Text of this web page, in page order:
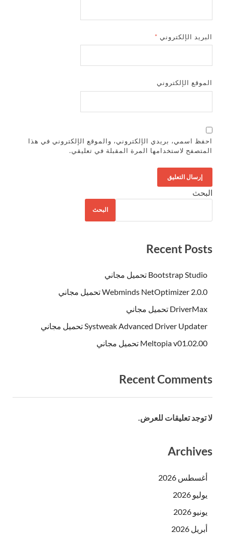
البريد الإلكتروني *
الموقع الإلكتروني
احفظ اسمي، بريدي الإلكتروني، والموقع الإلكتروني في هذا
المتصفح لاستخدامها المرة المقبلة في تعليقي.
البحث
البحث
Recent Posts
Bootstrap Studio تحميل مجاني
Webminds NetOptimizer 2.0.0 تحميل مجاني
DriverMax تحميل مجاني
Systweak Advanced Driver Updater تحميل مجاني
Meltopia v01.02.00 تحميل مجاني
Recent Comments
لا توجد تعليقات للعرض.
Archives
أغسطس 2026
يوليو 2026
يونيو 2026
أبريل 2026